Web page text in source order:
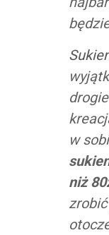
w
niż